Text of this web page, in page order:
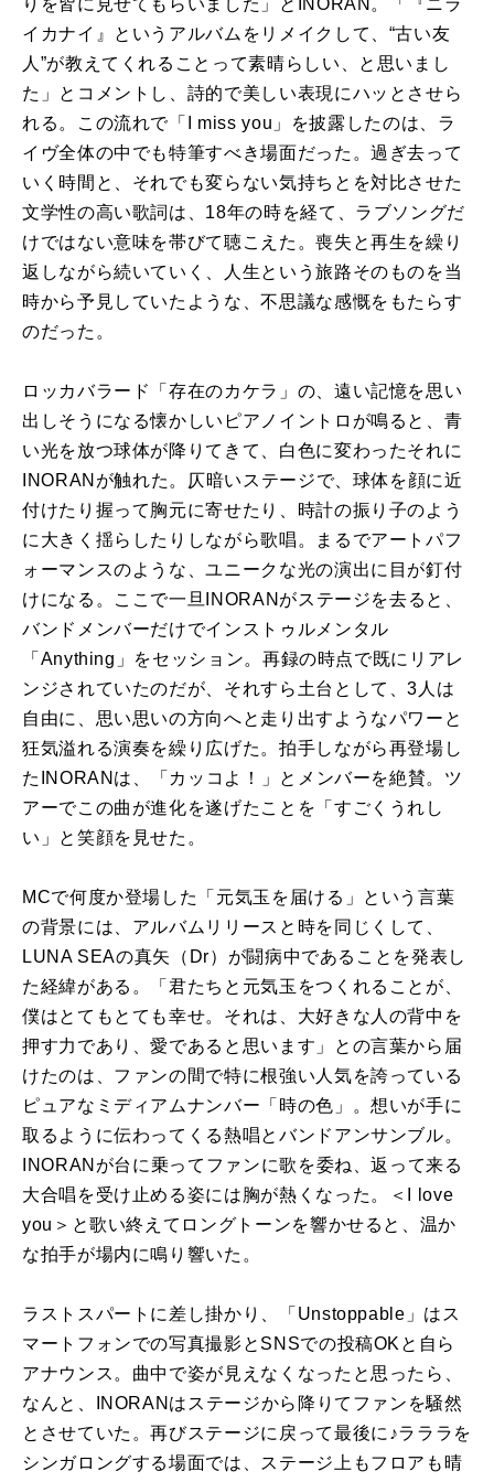
りを皆に見せてもらいました」とINORAN。「『ニラ
イカナイ』というアルバムをリメイクして、“古い友
人”が教えてくれることって素晴らしい、と思いまし
た」とコメントし、詩的で美しい表現にハッとさせら
れる。この流れで「I miss you」を披露したのは、ラ
イヴ全体の中でも特筆すべき場面だった。過ぎ去って
いく時間と、それでも変らない気持ちとを対比させた
文学性の高い歌詞は、18年の時を経て、ラブソングだ
けではない意味を帯びて聴こえた。喪失と再生を繰り
返しながら続いていく、人生という旅路そのものを当
時から予見していたような、不思議な感慨をもたらす
のだった。
ロッカバラード「存在のカケラ」の、遠い記憶を思い
出しそうになる懐かしいピアノイントロが鳴ると、青
い光を放つ球体が降りてきて、白色に変わったそれに
INORANが触れた。仄暗いステージで、球体を顔に近
付けたり握って胸元に寄せたり、時計の振り子のよう
に大きく揺らしたりしながら歌唱。まるでアートパフ
ォーマンスのような、ユニークな光の演出に目が釘付
けになる。ここで一旦INORANがステージを去ると、
バンドメンバーだけでインストゥルメンタル
「Anything」をセッション。再録の時点で既にリアレ
ンジされていたのだが、それすら土台として、3人は
自由に、思い思いの方向へと走り出すようなパワーと
狂気溢れる演奏を繰り広げた。拍手しながら再登場し
たINORANは、「カッコよ！」とメンバーを絶賛。ツ
アーでこの曲が進化を遂げたことを「すごくうれし
い」と笑顔を見せた。
MCで何度か登場した「元気玉を届ける」という言葉
の背景には、アルバムリリースと時を同じくして、
LUNA SEAの真矢（Dr）が闘病中であることを発表し
た経緯がある。「君たちと元気玉をつくれることが、
僕はとてもとても幸せ。それは、大好きな人の背中を
押す力であり、愛であると思います」との言葉から届
けたのは、ファンの間で特に根強い人気を誇っている
ピュアなミディアムナンバー「時の色」。想いが手に
取るように伝わってくる熱唱とバンドアンサンブル。
INORANが台に乗ってファンに歌を委ね、返って来る
大合唱を受け止める姿には胸が熱くなった。＜I love
you＞と歌い終えてロングトーンを響かせると、温か
な拍手が場内に鳴り響いた。
ラストスパートに差し掛かり、「Unstoppable」はス
マートフォンでの写真撮影とSNSでの投稿OKと自ら
アナウンス。曲中で姿が見えなくなったと思ったら、
なんと、INORANはステージから降りてファンを騒然
とさせていた。再びステージに戻って最後に♪ラララを
シンガロングする場面では、ステージ上もフロアも晴